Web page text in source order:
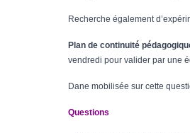
Recherche également
Plan de continuité
vendredi pour valider par une
Dane mobilisée sur cette
Questions